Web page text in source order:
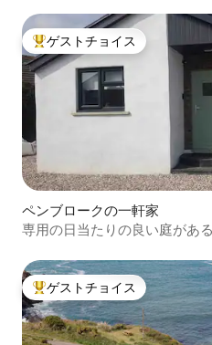
大好評のゲストチョイスです。
ゲストチョイス
ペンブロークの一軒家
専用の日当たりの良い庭があ
大好評のゲストチョイスです。
ゲストチョイス